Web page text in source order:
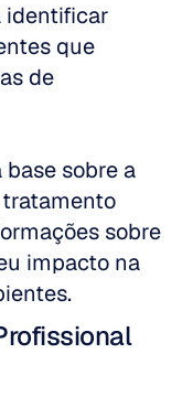
identificar
que
de
sobre a
sobre
impacto na